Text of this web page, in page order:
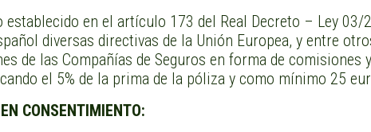
en el artículo 173 del Real Decreto – Ley
diversas directivas de la Unión Europea, y entre
de las Compañías de Seguros en forma de
el 5% de la prima de la póliza y como mínimo 25
CONSENTIMIENTO: